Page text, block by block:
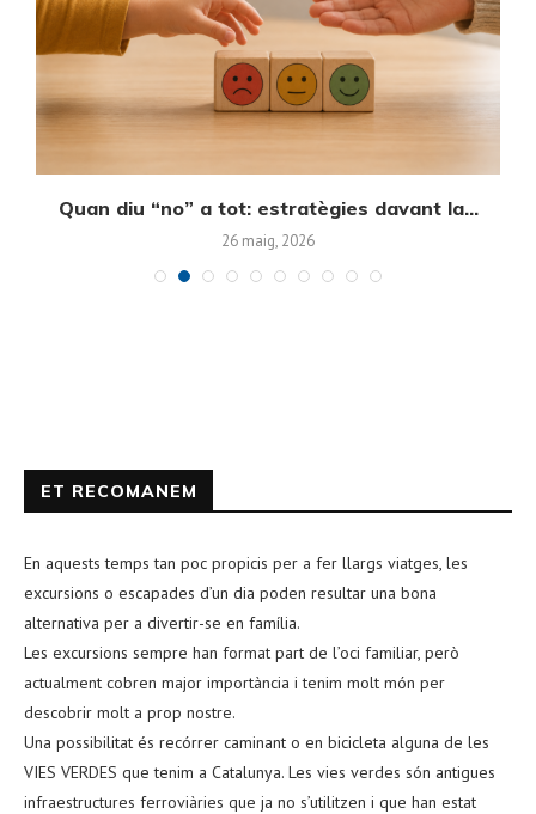
Quan diu “no” a tot: estratègies davant la...
26 maig, 2026
ET RECOMANEM
En aquests temps tan poc propicis per a fer llargs viatges, les
excursions o escapades d’un dia poden resultar una bona
alternativa per a divertir-se en família.
Les excursions sempre han format part de l’oci familiar, però
actualment cobren major importància i tenim molt món per
descobrir molt a prop nostre.
Una possibilitat és recórrer caminant o en bicicleta alguna de les
VIES VERDES que tenim a Catalunya. Les vies verdes són antigues
infraestructures ferroviàries que ja no s’utilitzen i que han estat